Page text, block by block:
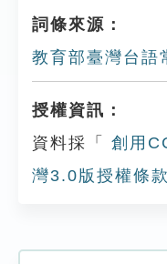
詞條來源：
教育部臺灣台語
授權資訊：
資料採「
創用
灣3.0版授權條款